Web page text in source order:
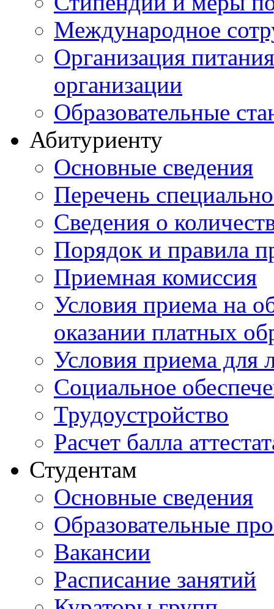
Международное
Организация
организации
Образовательные
Абитуриенту
Основные сведения
Перечень
Cведения о
Порядок и правила
Приемная комиссия
Условия приема на
оказании платных
Условия приема для
Социальное
Трудоустройство
Расчет балла
Студентам
Основные сведения
Образовательные
Вакансии
Расписание занятий